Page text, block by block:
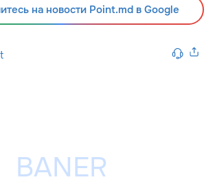
на новости Point.md в Google